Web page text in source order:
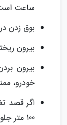
ساعت
بوق زدن
بیرون
بیرون
خودرو،
اگر قصد
100 متر جلوتر راهنما بزنید.